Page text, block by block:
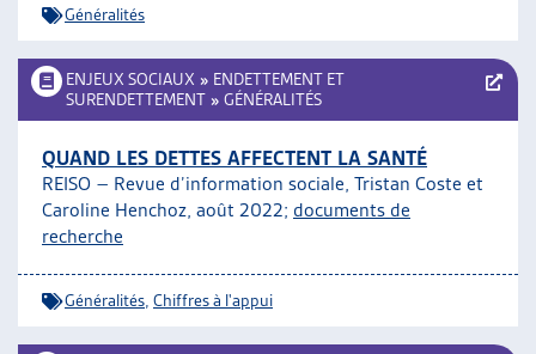
Généralités
ENJEUX SOCIAUX » ENDETTEMENT ET
SURENDETTEMENT » GÉNÉRALITÉS
QUAND LES DETTES AFFECTENT LA SANTÉ
REISO – Revue d’information sociale, Tristan Coste et
Caroline Henchoz, août 2022; documents de
recherche
Généralités Chiffres à l'appui